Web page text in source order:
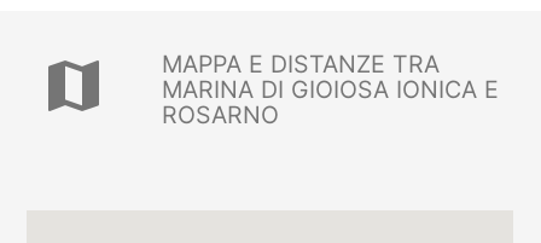
map
MAPPA E DISTANZE TRA
MARINA DI GIOIOSA IONICA E
ROSARNO